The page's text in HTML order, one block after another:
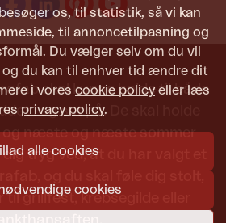
os, til statistik, så vi kan
til annoncetilpasning og
Du vælger selv om du vil
og du kan til enhver tid ændre dit
i vores cookie policy eller læs
privacy policy.
alle cookies
cookies
skal kunne holde til både
i og set på. De skal holde
og næste og næste sommer
dig tryg ved, at du har valgt et
til grillfest, krebsegilde eller